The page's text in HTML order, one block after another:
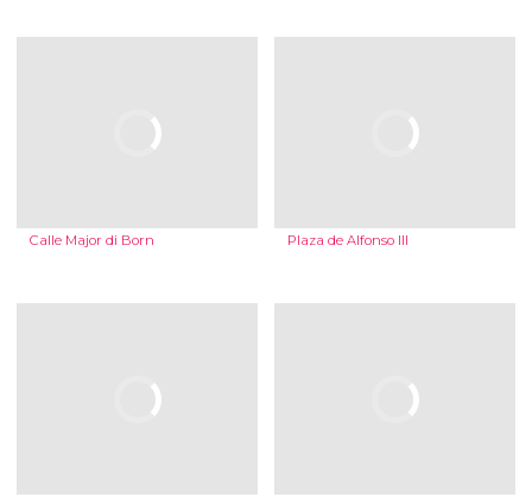
Calle Major di Born Plaza de Alfonso III